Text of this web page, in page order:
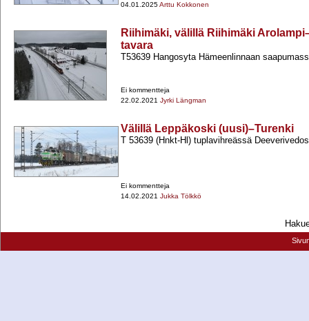
04.01.2025Arttu Kokkonen
Riihimäki, välillä Riihimäki
tavara
T53639 Hangosyta Hämeenlinnaan
Ei kommentteja
22.02.2021 Jyrki Längman
Välillä Leppäkoski (uusi)–Turenki
T 53639 (Hnkt-​Hl) tuplavihreässä
Ei kommentteja
14.02.2021 Jukka Tölkkö